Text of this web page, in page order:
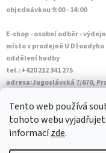
Tento web používá
tohoto webu
informacízde.
objednávkou 9:00 - 14:00
E-shop - osobní odběr -
místo v prodejně U Džoudyho
oddělení hudby
tel.:+420 212 341 275
adresa:Jugoslávská 7/670,
Sobota: 10:00 - 14:45